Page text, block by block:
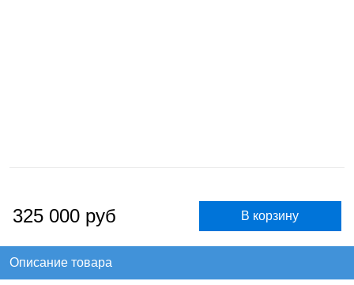
325 000 руб
Описание товара